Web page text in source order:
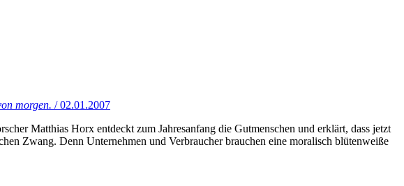
morgen. / 02.01.2007
Matthias Horx entdeckt zum Jahresanfang die Gutmenschen und erklärt, dass jetzt
Zwang. Denn Unternehmen und Verbraucher brauchen eine moralisch blütenweiße